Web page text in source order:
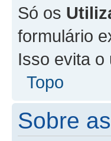
Só os
formulário
Isso evita
Topo
Sobre as